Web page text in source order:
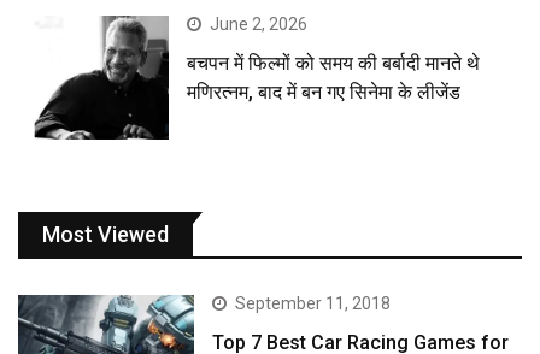
June 2, 2026
बचपन में फिल्मों को समय की बर्बादी मानते थे
मणिरत्नम, बाद में बन गए सिनेमा के लीजेंड
Most Viewed
September 11, 2018
Top 7 Best Car Racing Games for